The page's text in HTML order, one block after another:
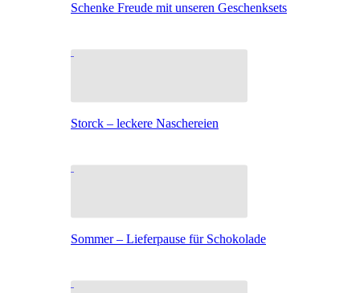
Schenke Freude mit unseren Geschenksets
Storck – leckere Naschereien
Sommer – Lieferpause für Schokolade